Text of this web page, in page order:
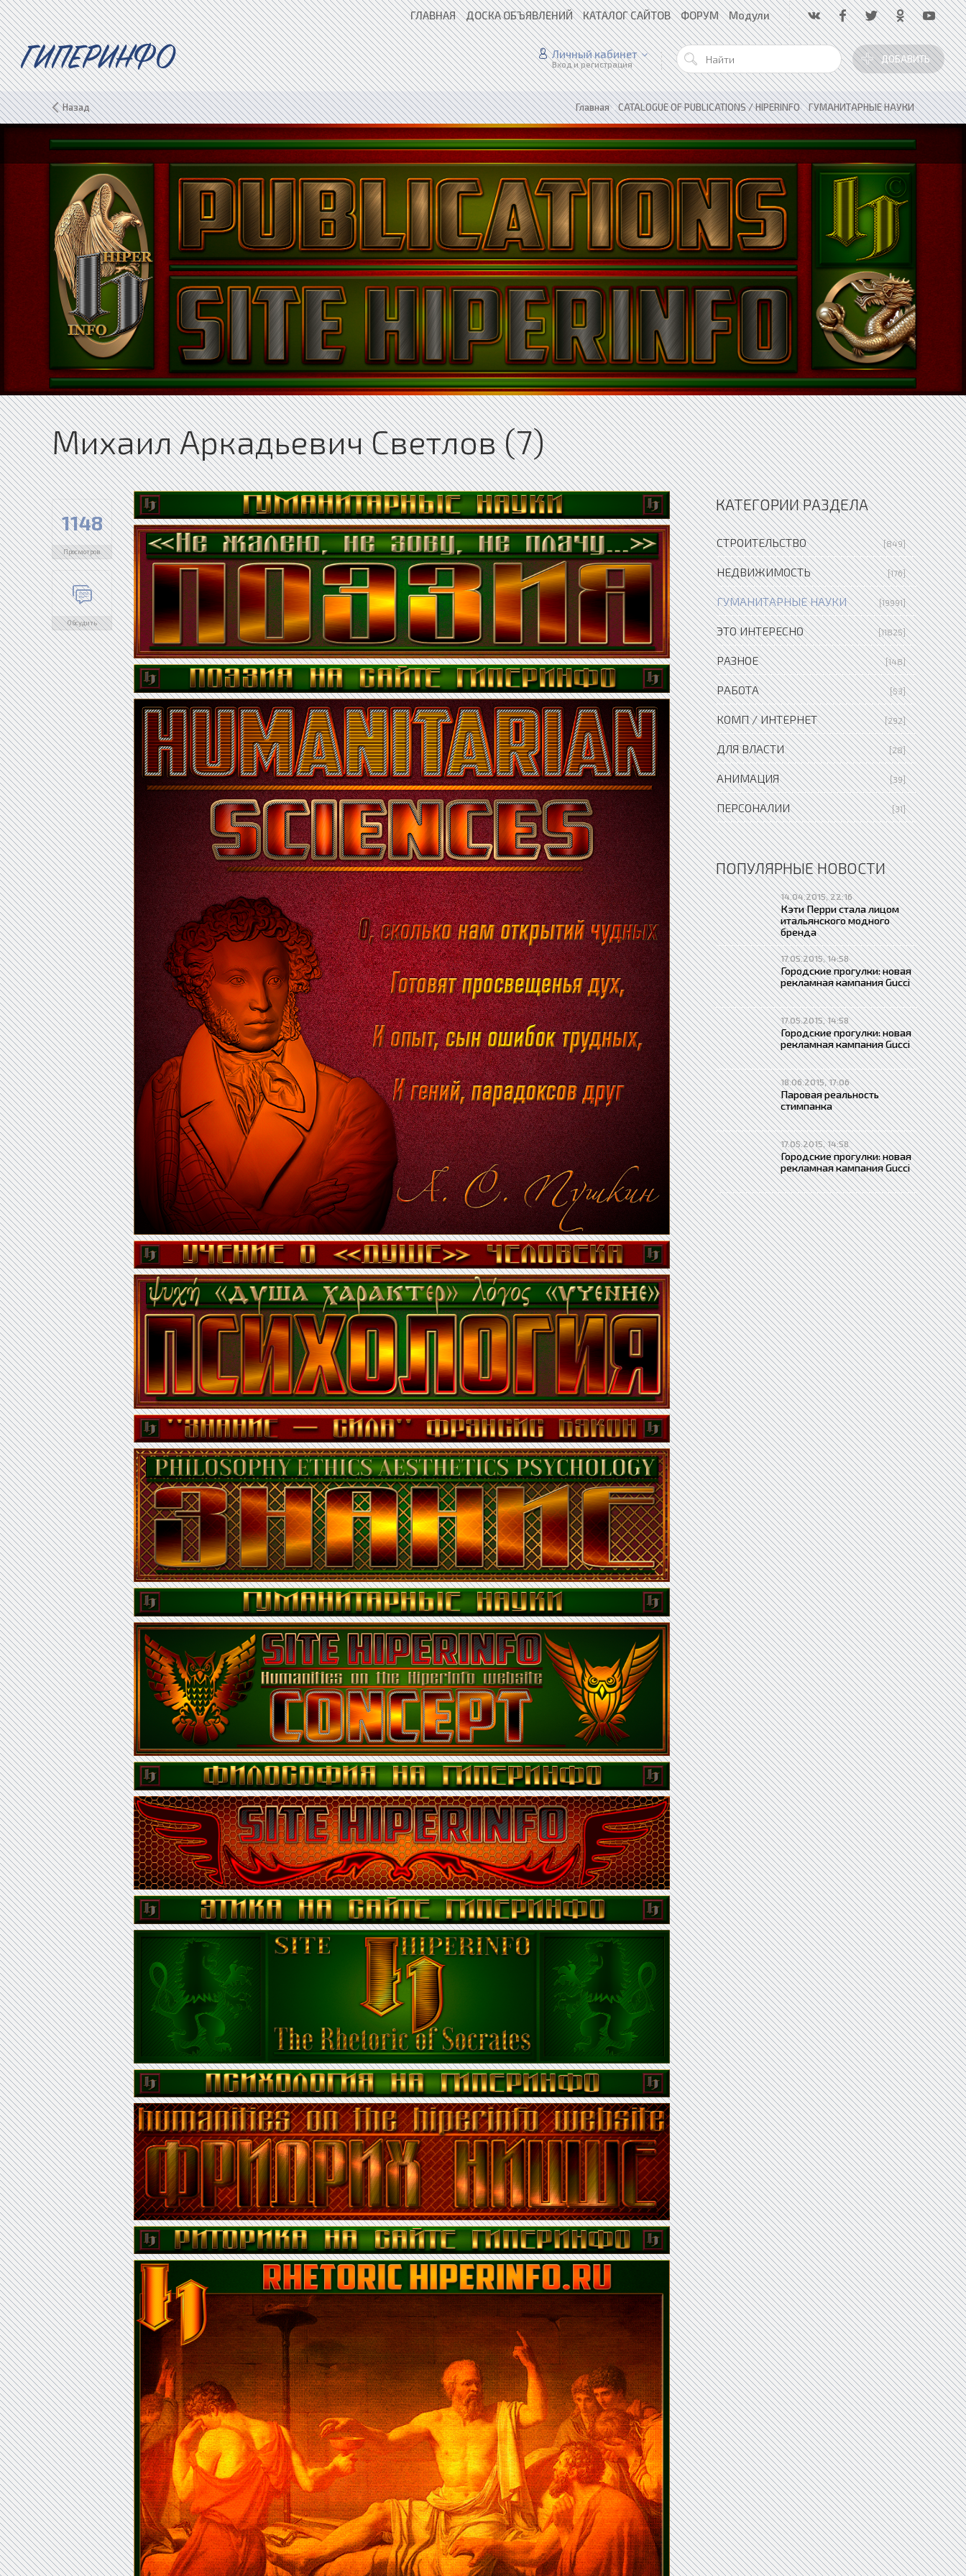
ГЛАВНАЯ ДОСКА ОБЪЯВЛЕНИЙ КАТАЛОГ САЙТОВ ФОРУМ Модули
ГИПЕРИНФО ДОБАВИТЬ
Личный кабинет
Вход и регистрация
Назад Главная»CATALOGUE OF PUBLICATIONS / HIPERINFO»ГУМАНИТАРНЫЕ НАУКИ
Михаил Аркадьевич Светлов (7)
1148
Просмотров
Обсудить
КАТЕГОРИИ РАЗДЕЛА
СТРОИТЕЛЬСТВО [849]
НЕДВИЖИМОСТЬ [176]
ГУМАНИТАРНЫЕ НАУКИ [19991]
ЭТО ИНТЕРЕСНО [11825]
РАЗНОЕ [148]
РАБОТА [53]
КОМП / ИНТЕРНЕТ [292]
ДЛЯ ВЛАСТИ [28]
АНИМАЦИЯ [39]
ПЕРСОНАЛИИ [31]
ПОПУЛЯРНЫЕ НОВОСТИ
14.04.2015, 22:16
Кэти Перри стала лицом
итальянского модного
бренда
17.05.2015, 14:58
Городские прогулки: новая
рекламная кампания Gucci
17.05.2015, 14:58
Городские прогулки: новая
рекламная кампания Gucci
18.06.2015, 17:06
Паровая реальность
стимпанка
17.05.2015, 14:58
Городские прогулки: новая
рекламная кампания Gucci